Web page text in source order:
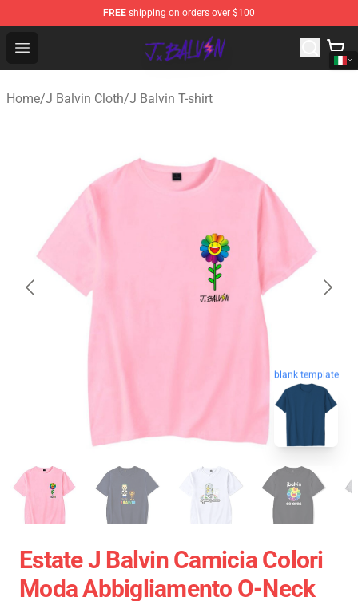
FREE shipping on orders over $100
Open menu
J Balvin Store - Official J Balvin Merchandise Shop
Home/J Balvin Cloth/J Balvin T-shirt
blank template
Estate J Balvin Camicia Colori
Moda Abbigliamento O-Neck